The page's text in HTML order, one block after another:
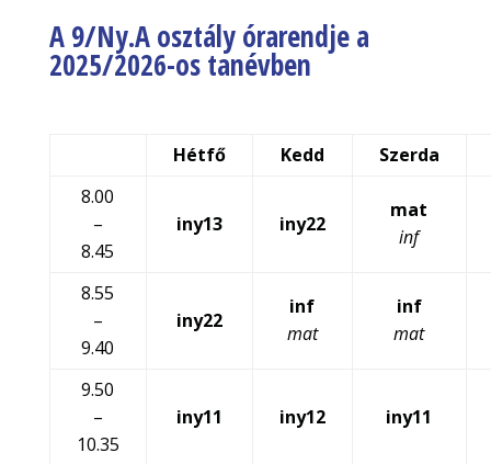
A 9/Ny.A osztály órarendje a
2025/2026-os tanévben
Hétfő Kedd
Szerda
8.00
–
8.45
iny13 iny22
mat
inf
8.55
–
9.40
iny22
inf
mat
inf
mat
9.50
–
10.35
iny11 iny12 iny11